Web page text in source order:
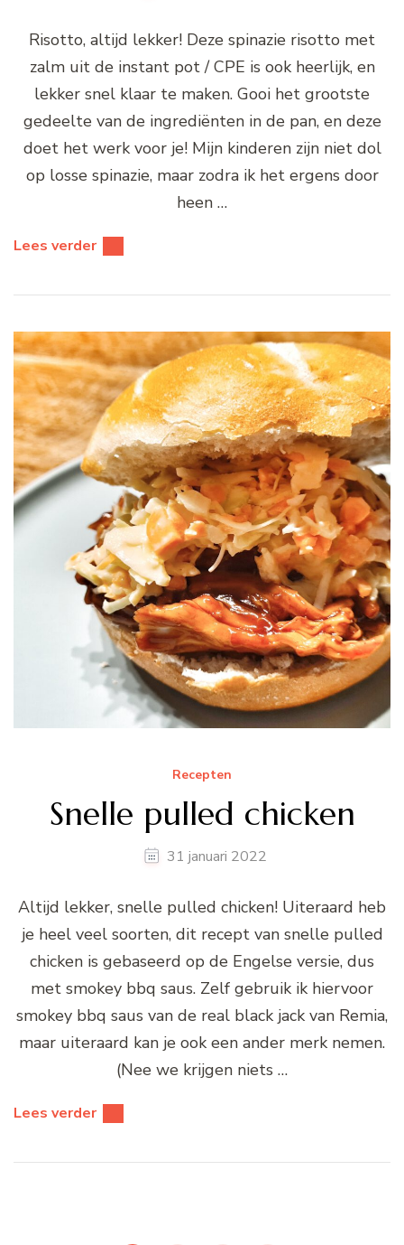
Risotto, altijd lekker! Deze spinazie risotto met
zalm uit de instant pot / CPE is ook heerlijk, en
lekker snel klaar te maken. Gooi het grootste
gedeelte van de ingrediënten in de pan, en deze
doet het werk voor je! Mijn kinderen zijn niet dol
op losse spinazie, maar zodra ik het ergens door
heen …
Lees verder
Recepten
Snelle pulled chicken
31 januari 2022
Altijd lekker, snelle pulled chicken! Uiteraard heb
je heel veel soorten, dit recept van snelle pulled
chicken is gebaseerd op de Engelse versie, dus
met smokey bbq saus. Zelf gebruik ik hiervoor
smokey bbq saus van de real black jack van Remia,
maar uiteraard kan je ook een ander merk nemen.
(Nee we krijgen niets …
Lees verder